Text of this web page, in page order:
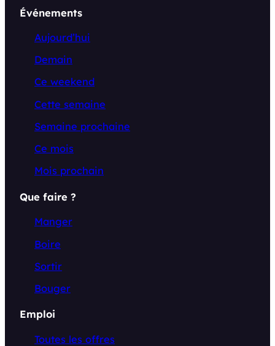
Événements
Aujourd’hui
Demain
Ce weekend
Cette semaine
Semaine prochaine
Ce mois
Mois prochain
Que faire ?
Manger
Boire
Sortir
Bouger
Emploi
Toutes les offres